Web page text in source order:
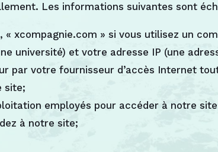
Les informations suivantes sont
xcompagnie.com » si vous utilisez un
université) et votre adresse IP (une
par votre fournisseur d’accès Internet
site;
employés pour accéder à notre
à notre site;